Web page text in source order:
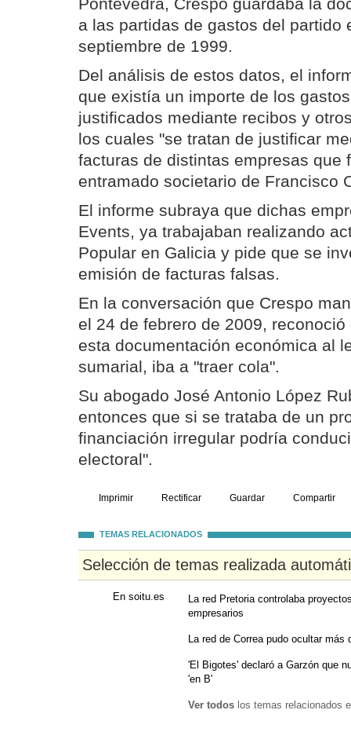
Pontevedra, Crespo guardaba la
a las partidas de gastos del partido
septiembre de 1999.
Del análisis de estos datos, el
que existía un importe de los
justificados mediante recibos y
los cuales "se tratan de justificar
facturas de distintas empresas que
entramado societario de Francisco
El informe subraya que dichas
Events, ya trabajaban realizando
Popular en Galicia y pide que se
emisión de facturas falsas.
En la conversación que Crespo
el 24 de febrero de 2009,
esta documentación económica al
sumarial, iba a "traer cola".
Su abogado José Antonio López
entonces que si se trataba de un
financiación irregular podría
electoral".
Imprimir Rectificar Guardar Compartir
TEMAS RELACIONADOS
Selección de temas realizada
En soitu.es
La red Pretoria controlaba
empresarios
La red de Correa pudo ocultar
'El Bigotes' declaró a Garzón que
'en B'
Ver todos los temas relacionados